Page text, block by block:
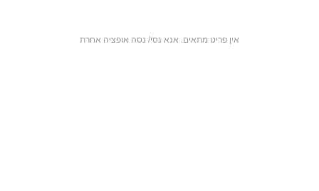
אין פריט מתאים. אנא נסי/ נסה אופציה אחרת